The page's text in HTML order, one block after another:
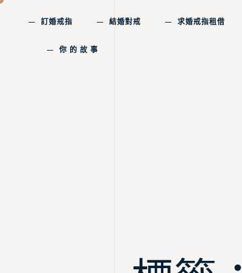
訂婚戒指 結婚對戒 求婚戒指租借
你 的 故 事